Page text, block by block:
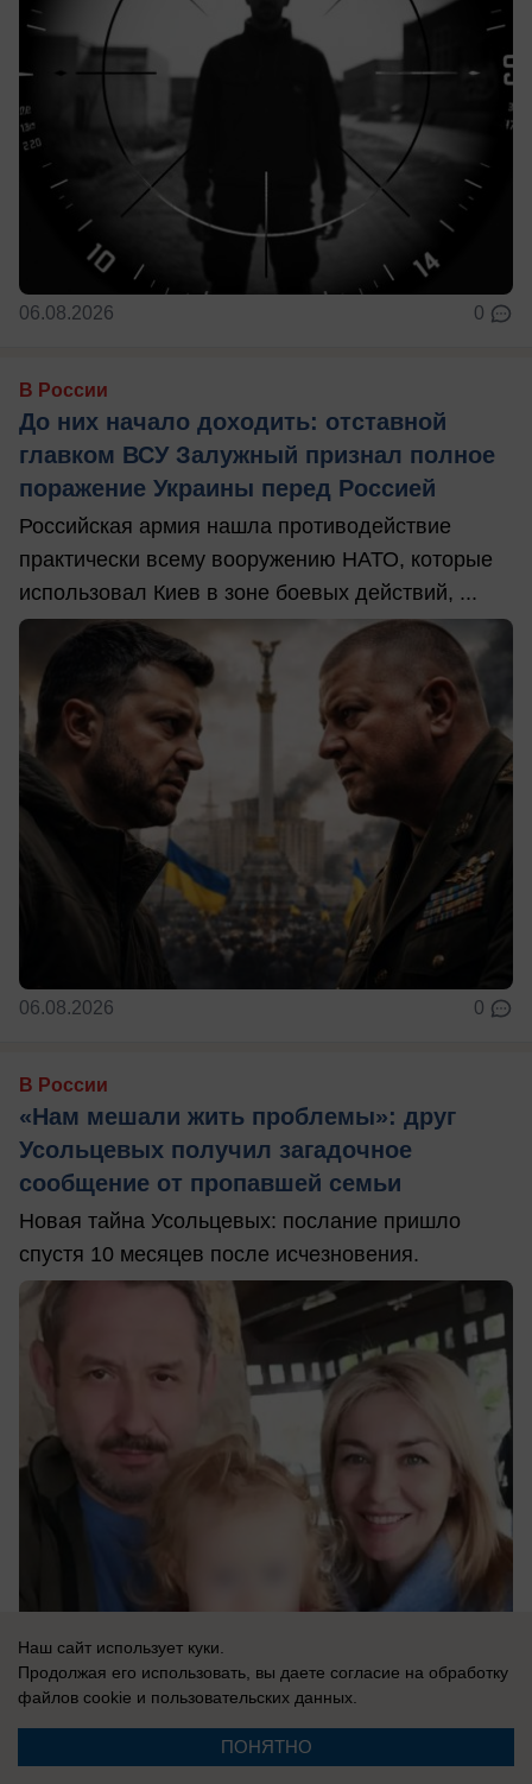
06.08.2026 0
В России
До них начало доходить: отставной
главком ВСУ Залужный признал полное
поражение Украины перед Россией
Российская армия нашла противодействие
практически всему вооружению НАТО, которые
использовал Киев в зоне боевых действий, ...
06.08.2026 0
В России
«Нам мешали жить проблемы»: друг
Усольцевых получил загадочное
сообщение от пропавшей семьи
Новая тайна Усольцевых: послание пришло
спустя 10 месяцев после исчезновения.
06.08.2026 0
Новости СМИ2
Наш сайт использует куки.
Продолжая его использовать, вы даете согласие на обработку
файлов cookie и пользовательских данных.
ПОНЯТНО